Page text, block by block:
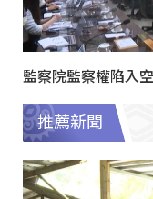
監察院監察權陷入
推薦新聞